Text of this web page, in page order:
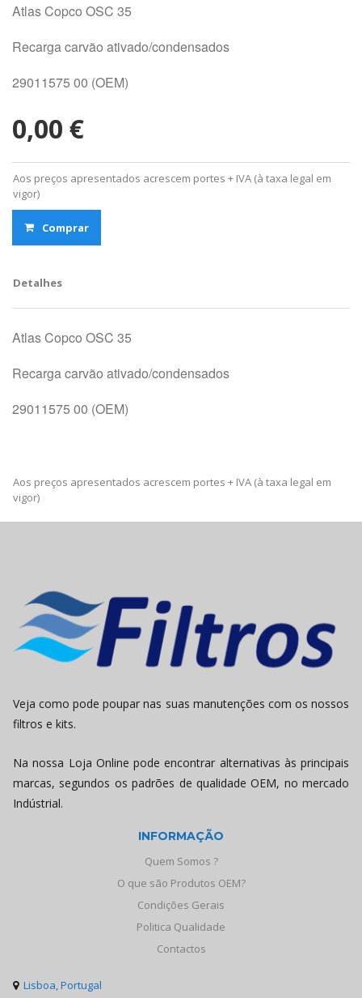
Atlas Copco OSC 35
Recarga carvão ativado/condensados
29011575 00 (OEM)
0,00 €
Aos preços apresentados acrescem portes + IVA (à taxa legal em
vigor)
Comprar
Detalhes
Atlas Copco OSC 35
Recarga carvão ativado/condensados
29011575 00 (OEM)
Aos preços apresentados acrescem portes + IVA (à taxa legal em
vigor)
Veja como pode poupar nas suas manutenções com os nossos
filtros e kits.
Na nossa Loja Online pode encontrar alternativas às principais
marcas, segundos os padrões de qualidade OEM, no mercado
Indústrial.
INFORMAÇÃO
Quem Somos ?
O que são Produtos OEM?
Condições Gerais
Politica Qualidade
Contactos
 Lisboa, Portugal